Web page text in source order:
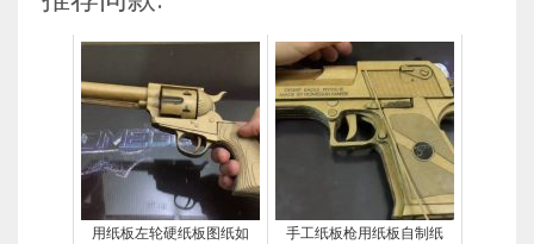
用纸板左轮硬纸板图纸如
手工纸板枪用纸板自制纸